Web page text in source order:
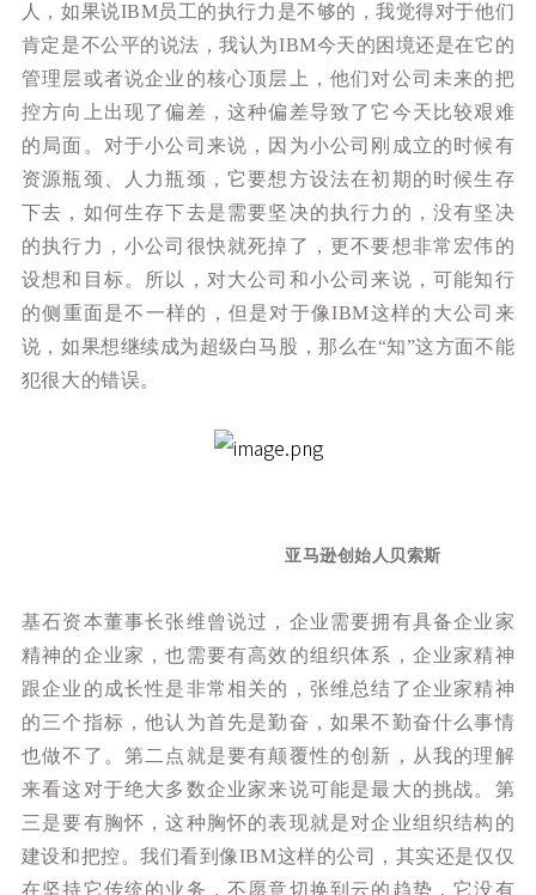
人，如果说IBM员工的执行力是不够的，我觉得对于他们
肯定是不公平的说法，我认为IBM今天的困境还是在它的
管理层或者说企业的核心顶层上，他们对公司未来的把
控方向上出现了偏差，这种偏差导致了它今天比较艰难
的局面。对于小公司来说，因为小公司刚成立的时候有
资源瓶颈、人力瓶颈，它要想方设法在初期的时候生存
下去，如何生存下去是需要坚决的执行力的，没有坚决
的执行力，小公司很快就死掉了，更不要想非常宏伟的
设想和目标。所以，对大公司和小公司来说，可能知行
的侧重面是不一样的，但是对于像IBM这样的大公司来
说，如果想继续成为超级白马股，那么在“知”这方面不能
犯很大的错误。
亚马逊创始人贝索斯
基石资本董事长张维曾说过，企业需要拥有具备企业家
精神的企业家，也需要有高效的组织体系，企业家精神
跟企业的成长性是非常相关的，张维总结了企业家精神
的三个指标，他认为首先是勤奋，如果不勤奋什么事情
也做不了。第二点就是要有颠覆性的创新，从我的理解
来看这对于绝大多数企业家来说可能是最大的挑战。第
三是要有胸怀，这种胸怀的表现就是对企业组织结构的
建设和把控。我们看到像IBM这样的公司，其实还是仅仅
在坚持它传统的业务，不愿意切换到云的趋势，它没有